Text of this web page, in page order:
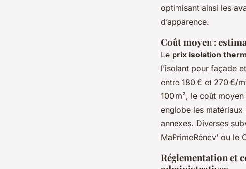
optimisant ainsi les
d’apparence.
Coût moyen :
Le prix isolation
l’isolant pour façade
entre 180 € et 270 €/
100 m², le coût
englobe les
annexes. Diverses
MaPrimeRénov’ ou le
Réglementation et